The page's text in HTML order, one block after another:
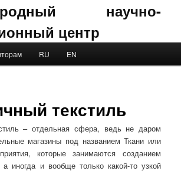
научно-
центр
content RU EN
текстиль
– отдельная сфера, ведь не даром
магазины под названием Ткани или
которые занимаются созданием
а иногда и вообще только какой-то узкой